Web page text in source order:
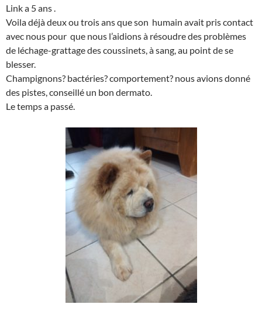
Link a 5 ans .
Voila déjà deux ou trois ans que son humain avait pris contact
avec nous pour que nous l’aidions à résoudre des problèmes
de léchage-grattage des coussinets, à sang, au point de se
blesser.
Champignons? bactéries? comportement? nous avions donné
des pistes, conseillé un bon dermato.
Le temps a passé.